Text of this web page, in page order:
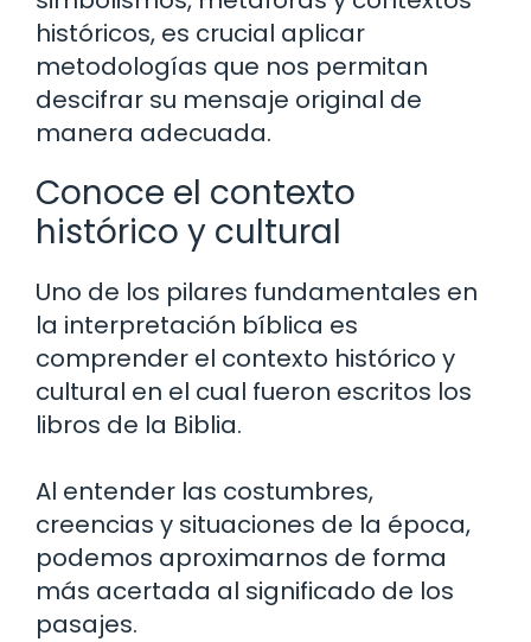
históricos, es crucial aplicar
metodologías que nos permitan
descifrar su mensaje original de
manera adecuada.
Conoce el contexto
histórico y cultural
Uno de los pilares fundamentales en
la interpretación bíblica es
comprender el contexto histórico y
cultural en el cual fueron escritos los
libros de la Biblia.
Al entender las costumbres,
creencias y situaciones de la época,
podemos aproximarnos de forma
más acertada al significado de los
pasajes.